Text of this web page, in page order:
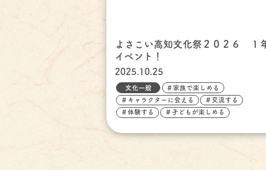
よさこい高知文化祭２０２６ １
イベント！
2025.10.25
文化一般 ＃家族で楽しめる
＃キャラクターに会える ＃交流する
＃体験する ＃子どもが楽しめる